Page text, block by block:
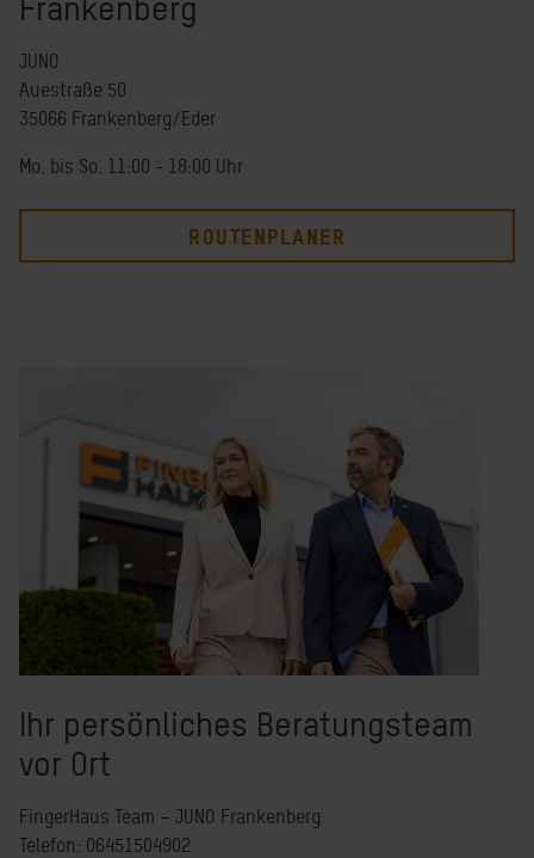
JUNO
Auestraße 50
35066 Frankenberg/Eder
Mo. bis So. 11:00 - 18:00 Uhr
ROUTENPLANER
Ihr persönliches Beratungsteam
vor Ort
FingerHaus Team – JUNO Frankenberg
Telefon: 06451504902